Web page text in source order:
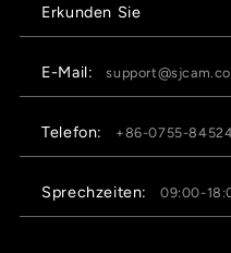
Erkunden Sie
E-Mail:
Telefon: +86-0755-
Sprechzeiten: 09:00-